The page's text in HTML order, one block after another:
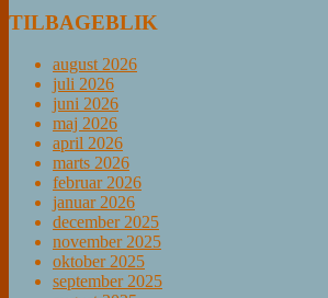
TILBAGEBLIK
august 2026
juli 2026
juni 2026
maj 2026
april 2026
marts 2026
februar 2026
januar 2026
december 2025
november 2025
oktober 2025
september 2025